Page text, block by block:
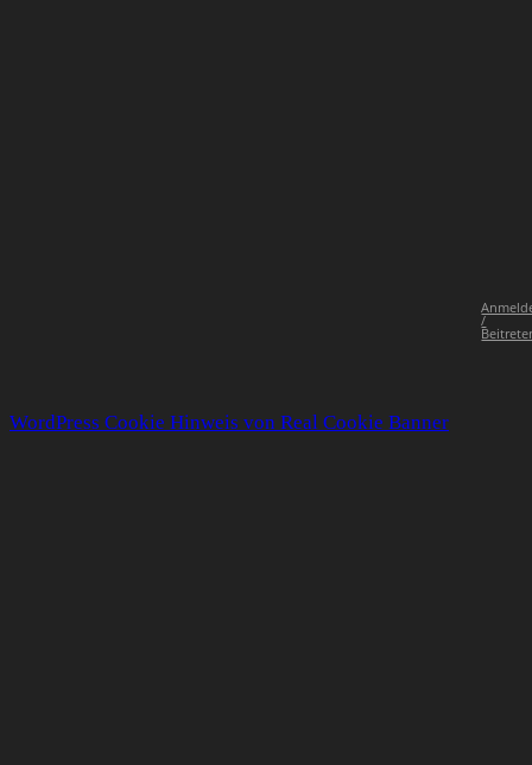
/
WordPress Cookie Hinweis von Real Cookie Banner